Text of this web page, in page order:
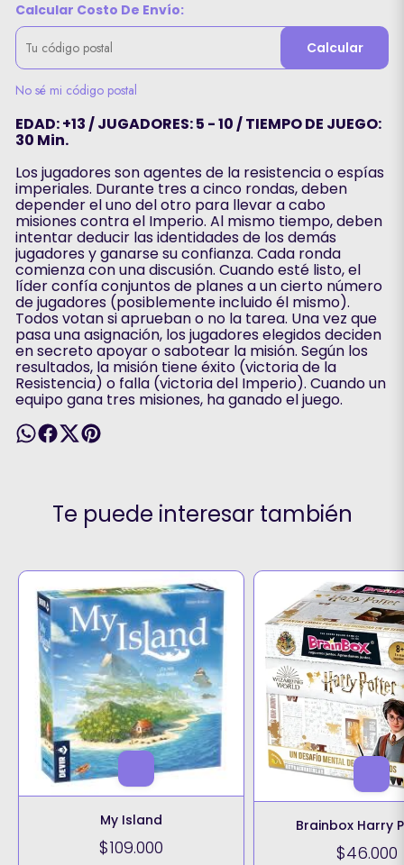
Calcular Costo De Envío:
Calcular
No sé mi código postal
EDAD: +13 / JUGADORES: 5 - 10 / TIEMPO DE JUEGO:
30 Min.
Los jugadores son agentes de la resistencia o espías
imperiales. Durante tres a cinco rondas, deben
depender el uno del otro para llevar a cabo
misiones contra el Imperio. Al mismo tiempo, deben
intentar deducir las identidades de los demás
jugadores y ganarse su confianza. Cada ronda
comienza con una discusión. Cuando esté listo, el
líder confía conjuntos de planes a un cierto número
de jugadores (posiblemente incluido él mismo).
Todos votan si aprueban o no la tarea. Una vez que
pasa una asignación, los jugadores elegidos deciden
en secreto apoyar o sabotear la misión. Según los
resultados, la misión tiene éxito (victoria de la
Resistencia) o falla (victoria del Imperio). Cuando un
equipo gana tres misiones, ha ganado el juego.
Te puede interesar también
My Island
$109.000
Brainbox Harry
$46.000